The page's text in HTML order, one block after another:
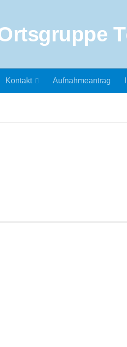
Kontakt Aufnahmeantrag